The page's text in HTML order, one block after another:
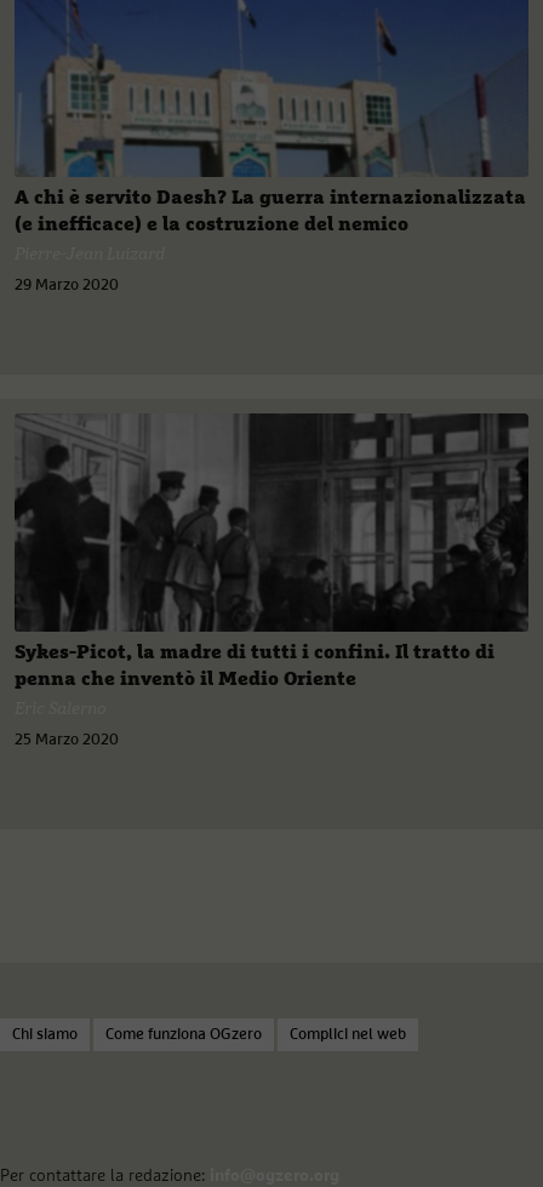
A chi è servito Daesh? La guerra internazionalizzata
(e inefficace) e la costruzione del nemico
29 Marzo 2020
Sykes-Picot, la madre di tutti i confini. Il tratto di
penna che inventò il Medio Oriente
25 Marzo 2020
Chi siamo Come funziona OGzero Complici nel web
Per contattare la redazione: